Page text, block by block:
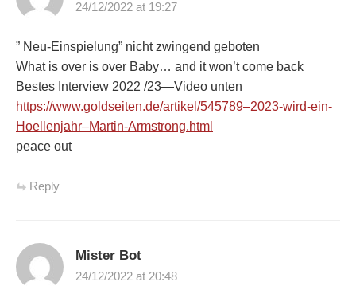
24/12/2022 at 19:27
” Neu-Einspielung” nicht zwingend geboten
What is over is over Baby… and it won’t come back
Bestes Interview 2022 /23—Video unten
https://www.goldseiten.de/artikel/545789–2023-wird-ein-
Hoellenjahr–Martin-Armstrong.html
peace out
Reply
Mister Bot
24/12/2022 at 20:48